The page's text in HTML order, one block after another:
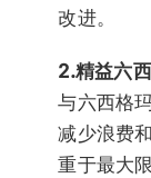
改进。
2.精益六
与六西格
减少浪费
重于最大